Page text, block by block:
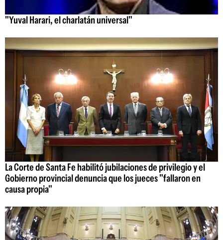
"Yuval Harari, el charlatán universal"
La Corte de Santa Fe habilitó jubilaciones de privilegio y el
Gobierno provincial denuncia que los jueces "fallaron en
causa propia"